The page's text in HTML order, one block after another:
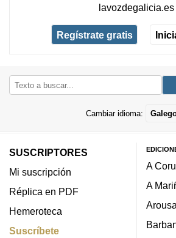
lavozdegalicia.es
Regístrate gratis
Cambiar idioma:
SUSCRIPTORES
Mi suscripción
Réplica en PDF
Hemeroteca
Suscríbete
A
A
Arousa